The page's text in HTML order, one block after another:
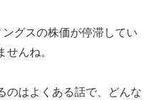
グスの株価が停滞してい
んね。
のはよくある話で、どんな